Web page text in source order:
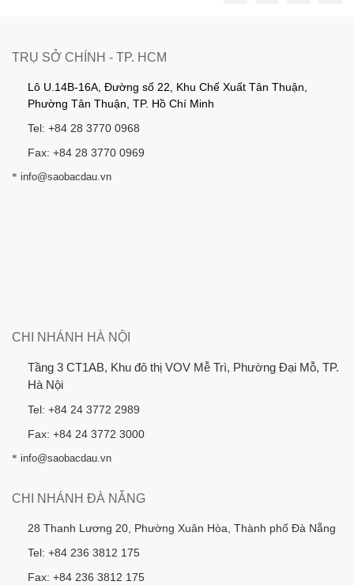
TRỤ SỞ CHÍNH - TP. HCM
Lô U.14B-16A, Đường số 22, Khu Chế Xuất Tân Thuận,
Phường Tân Thuận, TP. Hồ Chí Minh
Tel: +84 28 3770 0968
Fax: +84 28 3770 0969
* info@saobacdau.vn
CHI NHÁNH HÀ NỘI
Tầng 3 CT1AB, Khu đô thị VOV Mễ Trì, Phường Đại Mỗ, TP.
Hà Nội
Tel: +84 24 3772 2989
Fax: +84 24 3772 3000
* info@saobacdau.vn
CHI NHÁNH ĐÀ NẴNG
28 Thanh Lương 20, Phường Xuân Hòa, Thành phố Đà Nẵng
Tel: +84 236 3812 175
Fax: +84 236 3812 175